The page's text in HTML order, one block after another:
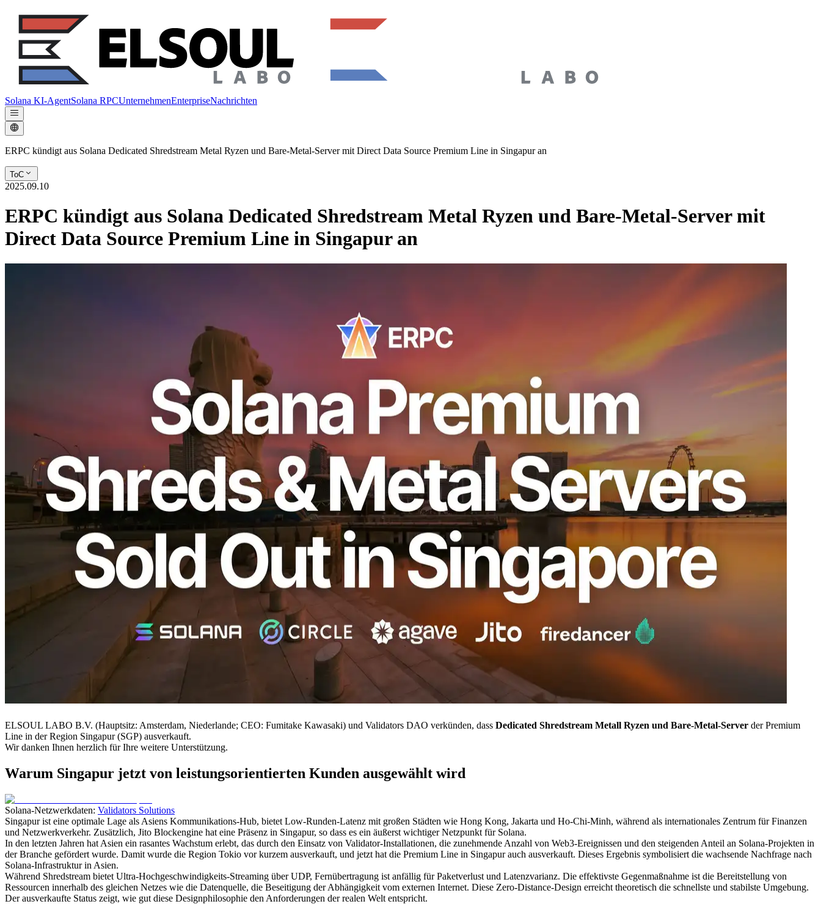
Solana KI-AgentSolana RPCUnternehmenEnterpriseNachrichten
ERPC kündigt aus Solana Dedicated Shredstream Metal Ryzen und Bare-Metal-Server mit Direct Data Source Premium Line in Singapur an
ToC
2025.09.10
ERPC kündigt aus Solana Dedicated Shredstream Metal Ryzen und Bare-Metal-Server mit
Direct Data Source Premium Line in Singapur an
ELSOUL LABO B.V. (Hauptsitz: Amsterdam, Niederlande; CEO: Fumitake Kawasaki) und Validators DAO verkünden, dass Dedicated Shredstream Metall Ryzen und Bare-Metal-Server der Premium
Line in der Region Singapur (SGP) ausverkauft.
Wir danken Ihnen herzlich für Ihre weitere Unterstützung.
Warum Singapur jetzt von leistungsorientierten Kunden ausgewählt wird
Solana-Netzwerkdaten: Validators Solutions
Singapur ist eine optimale Lage als Asiens Kommunikations-Hub, bietet Low-Runden-Latenz mit großen Städten wie Hong Kong, Jakarta und Ho-Chi-Minh, während als internationales Zentrum für Finanzen
und Netzwerkverkehr. Zusätzlich, Jito Blockengine hat eine Präsenz in Singapur, so dass es ein äußerst wichtiger Netzpunkt für Solana.
In den letzten Jahren hat Asien ein rasantes Wachstum erlebt, das durch den Einsatz von Validator-Installationen, die zunehmende Anzahl von Web3-Ereignissen und den steigenden Anteil an Solana-Projekten in
der Branche gefördert wurde. Damit wurde die Region Tokio vor kurzem ausverkauft, und jetzt hat die Premium Line in Singapur auch ausverkauft. Dieses Ergebnis symbolisiert die wachsende Nachfrage nach
Solana-Infrastruktur in Asien.
Während Shredstream bietet Ultra-Hochgeschwindigkeits-Streaming über UDP, Fernübertragung ist anfällig für Paketverlust und Latenzvarianz. Die effektivste Gegenmaßnahme ist die Bereitstellung von
Ressourcen innerhalb des gleichen Netzes wie die Datenquelle, die Beseitigung der Abhängigkeit vom externen Internet. Diese Zero-Distance-Design erreicht theoretisch die schnellste und stabilste Umgebung.
Der ausverkaufte Status zeigt, wie gut diese Designphilosophie den Anforderungen der realen Welt entspricht.